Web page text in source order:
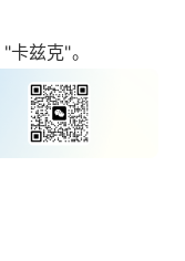
兹克"。